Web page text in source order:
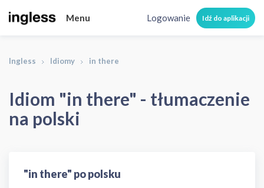
Menu Logowanie Idź do aplikacji
Ingless Idiomy in there
Idiom "in there" - tłumaczenie
na polski
"in there" po polsku